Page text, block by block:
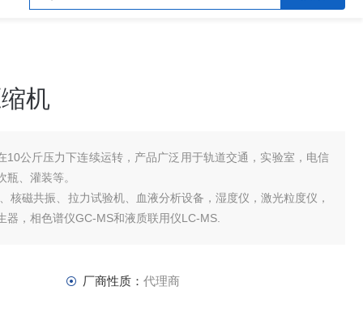
机
10公斤压力下连续运转，产品广泛用于轨道交通，实验室，电信
、灌装等。
磁共振、拉力试验机、血液分析设备，湿度仪，激光粒度仪，
器，相色谱仪GC-MS和液质联用仪LC-MS.
厂商性质： 代理商